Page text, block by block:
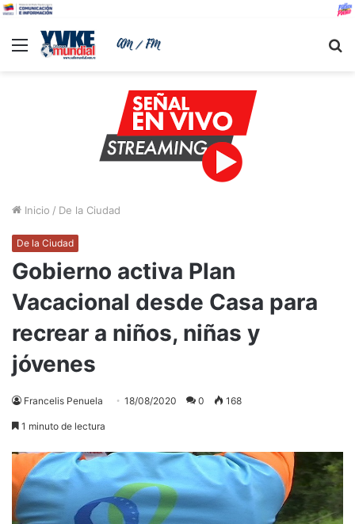
Menu
Inicio / De la Ciudad
De la Ciudad
Gobierno activa Plan
Vacacional desde Casa para
recrear a niños, niñas y
jóvenes
Francelis Penuela 18/08/2020 0 168
1 minuto de lectura